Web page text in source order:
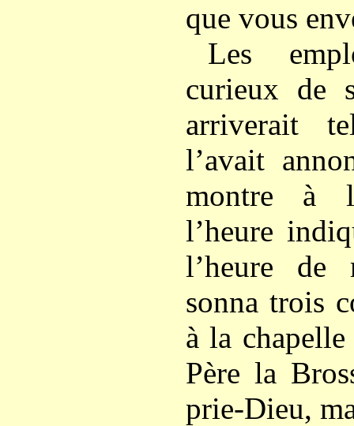
que vous
Les
curieux de
arriverait
l’avait
montre
l’heure
l’heure de
sonna trois
à la
Père la
prie-Dieu,